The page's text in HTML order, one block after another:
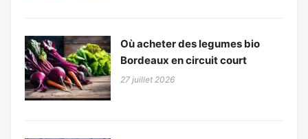
Où acheter des legumes bio
Bordeaux en circuit court
27 juillet 2026